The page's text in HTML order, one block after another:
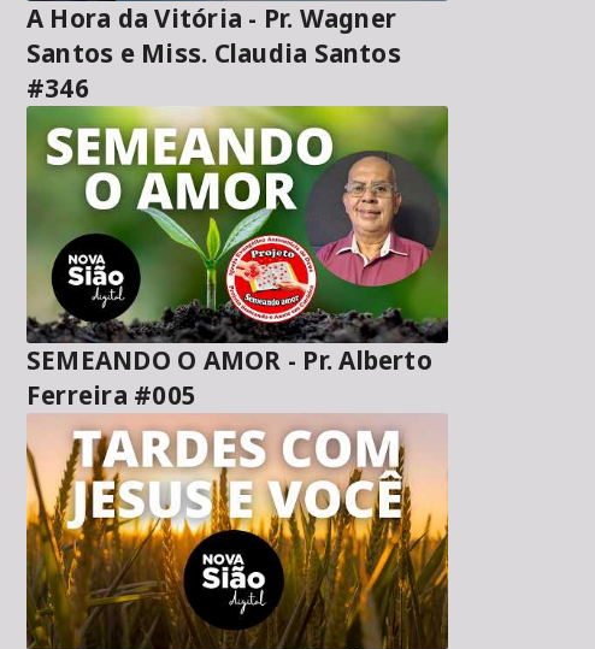
A Hora da Vitória - Pr. Wagner
Santos e Miss. Claudia Santos
#346
SEMEANDO O AMOR - Pr. Alberto
Ferreira #005